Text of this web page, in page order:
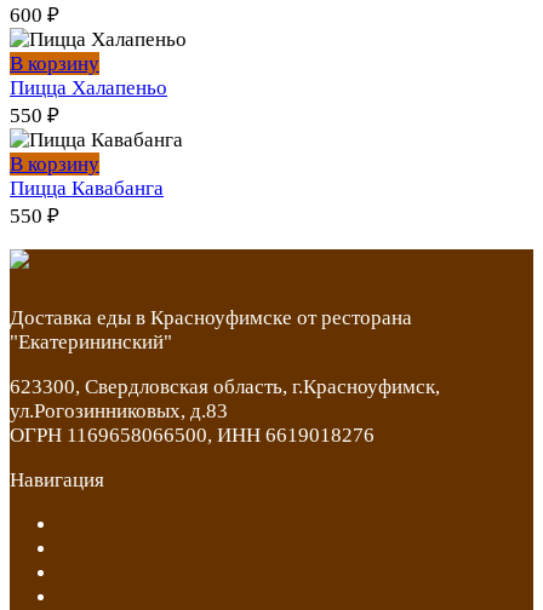
600 ₽
В корзину
Пицца Халапеньо
550 ₽
В корзину
Пицца Кавабанга
550 ₽
Доставка еды в Красноуфимске от ресторана
"Екатерининский"
623300, Свердловская область, г.Красноуфимск,
ул.Рогозинниковых, д.83
ОГРН 1169658066500, ИНН 6619018276
Навигация